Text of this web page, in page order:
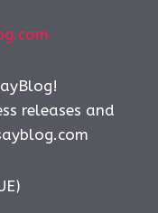
releases and